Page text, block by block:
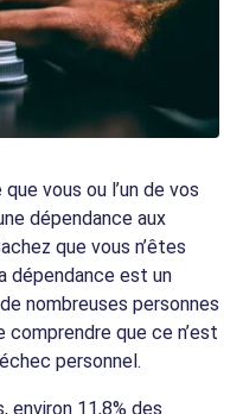
vous ou l’un de vos
dépendance aux
que vous n’êtes
dépendance est un
nombreuses personnes
que ce n’est
personnel.
11,8% des